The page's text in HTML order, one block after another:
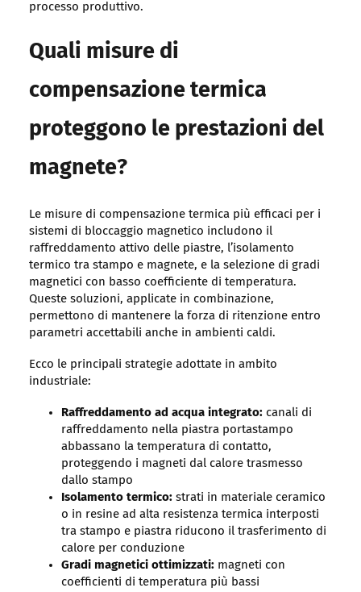
processo produttivo.
Quali misure di
compensazione termica
proteggono le prestazioni del
magnete?
Le misure di compensazione termica più efficaci per i
sistemi di bloccaggio magnetico includono il
raffreddamento attivo delle piastre, l’isolamento
termico tra stampo e magnete, e la selezione di gradi
magnetici con basso coefficiente di temperatura.
Queste soluzioni, applicate in combinazione,
permettono di mantenere la forza di ritenzione entro
parametri accettabili anche in ambienti caldi.
Ecco le principali strategie adottate in ambito
industriale:
Raffreddamento ad acqua integrato:canali di
raffreddamento nella piastra portastampo
abbassano la temperatura di contatto,
proteggendo i magneti dal calore trasmesso
dallo stampo
Isolamento termico:strati in materiale ceramico
o in resine ad alta resistenza termica interposti
tra stampo e piastra riducono il trasferimento di
calore per conduzione
Gradi magnetici ottimizzati:magneti con
coefficienti di temperatura più bassi